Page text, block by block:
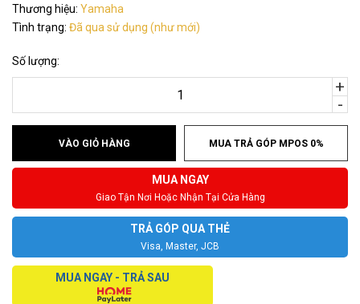
Thương hiệu: Yamaha
Tình trạng: Đã qua sử dụng (như mới)
Số lượng:
-
+
VÀO GIỎ HÀNG MUA TRẢ GÓP MPOS 0%
MUA NGAY
Giao Tận Nơi Hoặc Nhận Tại Cửa Hàng
TRẢ GÓP QUA THẺ
Visa, Master, JCB
MUA NGAY - TRẢ SAU